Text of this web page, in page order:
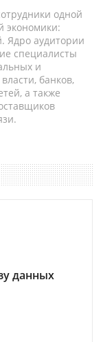
одной
экономики:
Ядро аудитории
специалисты
и
банков,
а также
данных